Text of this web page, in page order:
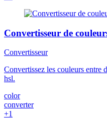
Convertisseur de
Convertisseur
Convertissez les couleurs entre
hsl.
color
converter
+1